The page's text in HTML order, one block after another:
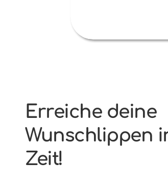
Erreiche deine
Wunschlippen
Zeit!